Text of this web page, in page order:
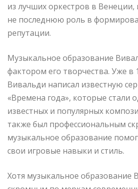
из лучших оркестров в Венеции,
не последнюю роль в
репутации.
Музыкальное образование
фактором его творчества. Уже в
Вивальди написал известную
«Времена года», которые стали
известных и популярных
также был профессиональным
музыкальное образование
свои игровые навыки и стиль.
Хотя музыкальное образование